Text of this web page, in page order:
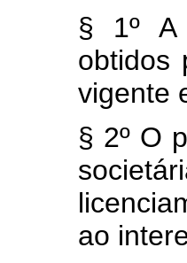
§ 1º A
obtidos
vigente
§ 2º O
ao